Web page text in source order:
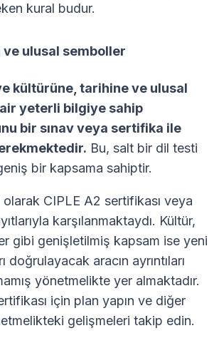
kural budur.
ulusal semboller
kültürüne, tarihine ve ulusal
yeterli bilgiye sahip
bir sınav veya sertifika ile
Bu, salt bir dil testi
bir kapsama sahiptir.
olarak CIPLE A2 sertifikası veya
karşılanmaktaydı. Kültür,
gibi genişletilmiş kapsam ise yeni
doğrulayacak aracın ayrıntıları
yönetmelikte yer almaktadır.
için plan yapın ve diğer
gelişmeleri takip edin.